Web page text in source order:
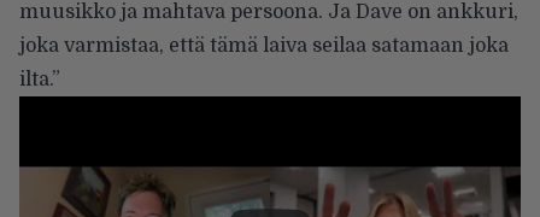
muusikko ja mahtava persoona. Ja Dave on ankkuri,
joka varmistaa, että tämä laiva seilaa satamaan joka
ilta.”